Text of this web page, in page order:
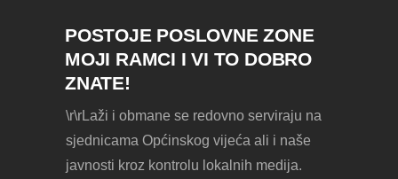
POSTOJE POSLOVNE ZONE
MOJI RAMCI I VI TO DOBRO
ZNATE!
\r\rLaži i obmane se redovno serviraju na
sjednicama Općinskog vijeća ali i naše
javnosti kroz kontrolu lokalnih medija.